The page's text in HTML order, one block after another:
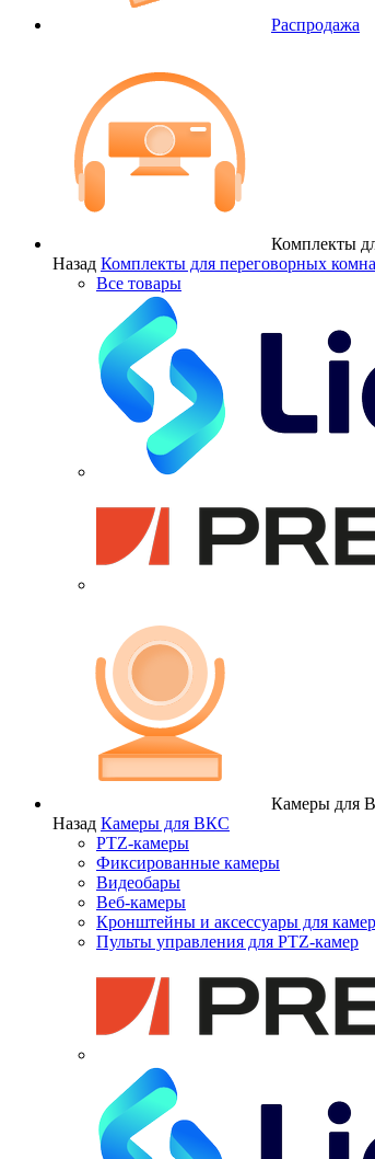
Распродажа
Комплекты
Назад Комплекты для переговорных
Все товары
Камеры для
Назад Камеры для ВКС
PTZ-камеры
Фиксированные камеры
Видеобары
Веб-камеры
Кронштейны и аксессуары для камер
Пульты управления для PTZ-камер